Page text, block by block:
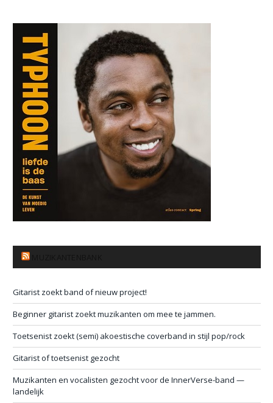
Gitarist zoekt band of nieuw project!
Beginner gitarist zoekt muzikanten om mee te jammen.
Toetsenist zoekt (semi) akoestische coverband in stijl pop/rock
Gitarist of toetsenist gezocht
Muzikanten en vocalisten gezocht voor de InnerVerse-band —
landelijk